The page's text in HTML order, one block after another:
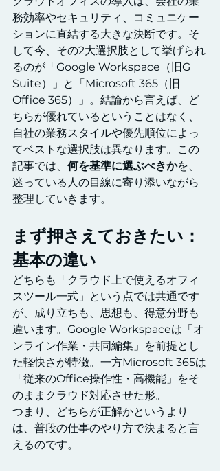
務効率やセキュリティ、コミュニケー
ションに直結する大きな決断です。そ
して今、その2大選択肢として挙げられ
るのが「Google Workspace（旧G
Suite）」と「Microsoft 365（旧
Office 365）」。結論から言えば、ど
ちらが優れているということはなく、
自社の業務スタイルや優先順位によっ
てベストな選択肢は異なります。この
記事では、 何を基準に選ぶべきかを、
迷っている人の目線に寄り添いながら
整理していきます。
まず押さえておきたい：
基本の違い
どちらも「クラウド上で使えるオフィ
スツール一式」という点では共通です
が、成り立ちも、思想も、得意分野も
違います。Google Workspaceは「オ
ンライン作業・共同編集」を前提とし
た軽快さが特徴。一方Microsoft 365は
「従来のOffice操作性・高機能」をそ
のままクラウド対応させた形。
つまり、どちらが正解かというより
は、普段の仕事のやり方で決まると言
えるのです。